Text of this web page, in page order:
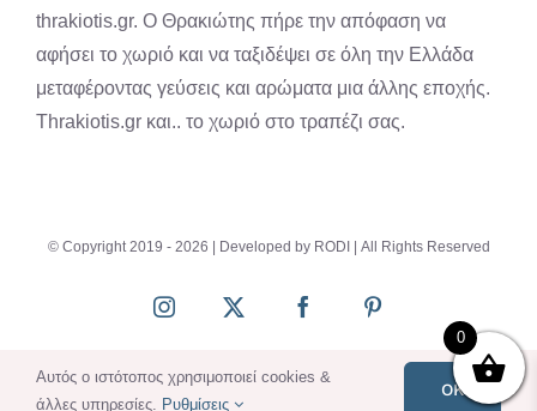
thrakiotis.gr. Ο Θρακιώτης πήρε την απόφαση να
αφήσει το χωριό και να ταξιδέψει σε όλη την Ελλάδα
μεταφέροντας γεύσεις και αρώματα μια άλλης εποχής.
Thrakiotis.gr και.. το χωριό στο τραπέζι σας.
© Copyright 2019 - 2026 | Developed by RODI | All Rights Reserved
Instagram
X FacebookPinterest
0
Αυτός ο ιστότοπος χρησιμοποιεί cookies &
άλλες υπηρεσίες. Ρυθμίσεις
OK